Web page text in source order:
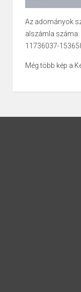
Az adományok
alszámla száma:
11736037-
Még több kép a